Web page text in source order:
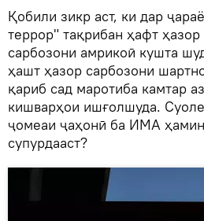
Қобили зикр аст, ки дар
террор" тақрибан ҳафт
сарбозони амрикоӣ кушта
ҳашт ҳазор сарбозони
қариб сад маротиба камтар
кишварҳои ишғолшуда.
ҷомеаи ҷаҳонӣ ба ИМА
супурдааст?